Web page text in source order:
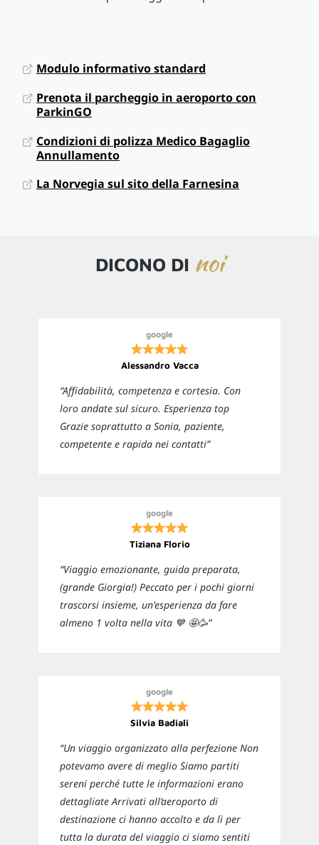
Modulo informativo standard
Prenota il parcheggio in aeroporto con
ParkinGO
Condizioni di polizza Medico Bagaglio
Annullamento
La Norvegia sul sito della Farnesina
DICONO DI noi
google
Alessandro Vacca
“Affidabilità, competenza e cortesia. Con
loro andate sul sicuro. Esperienza top
Grazie soprattutto a Sonia, paziente,
competente e rapida nei contatti”
google
Tiziana Florio
“Viaggio emozionante, guida preparata,
(grande Giorgia!) Peccato per i pochi giorni
trascorsi insieme, un'esperienza da fare
almeno 1 volta nella vita 💙 🤩🥳”
google
Silvia Badiali
“Un viaggio organizzato alla perfezione Non
potevamo avere di meglio Siamo partiti
sereni perché tutte le informazioni erano
dettagliate Arrivati all’aeroporto di
destinazione ci hanno accolto e da lì per
tutta la durata del viaggio ci siamo sentiti